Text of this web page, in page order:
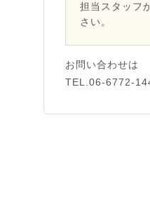
担当スタッフ
さい。
お問い合わせは
TEL.06-6772-